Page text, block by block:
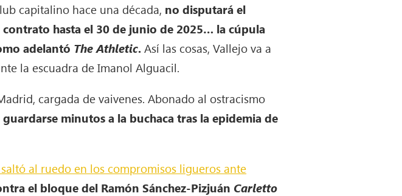
capitalino hace una década, no disputará el
contrato hasta el 30 de junio de 2025… la cúpula
adelantó The Athletic.Así las cosas, Vallejo va a
la escuadra de Imanol Alguacil.
cargada de vaivenes. Abonado al ostracismo
minutos a la buchaca tras la epidemia de
saltó al ruedo en los compromisos ligueros ante
el bloque del Ramón Sánchez-Pizjuán Carletto